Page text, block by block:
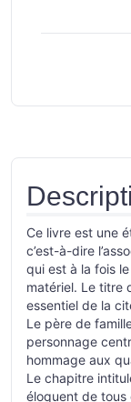
Ce livre est une
c’est-à-dire
qui est à la fois
matériel. Le titre
essentiel de la
Le père de
personnage
hommage aux
Le chapitre
éloquent de tous